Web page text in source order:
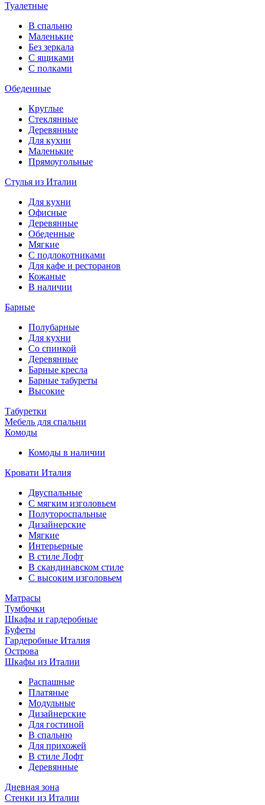
Туалетные
В спальню
Маленькие
Без зеркала
С ящиками
С полками
Обеденные
Круглые
Стеклянные
Деревянные
Для кухни
Маленькие
Прямоугольные
Стулья из Италии
Для кухни
Офисные
Деревянные
Обеденные
Мягкие
С подлокотниками
Для кафе и ресторанов
Кожаные
В наличии
Барные
Полубарные
Для кухни
Со спинкой
Деревянные
Барные кресла
Барные табуреты
Высокие
Табуретки
Мебель для спальни
Комоды
Комоды в наличии
Кровати Италия
Двуспальные
С мягким изголовьем
Полутороспальные
Дизайнерские
Мягкие
Интерьерные
В стиле Лофт
В скандинавском стиле
С высоким изголовьем
Матрасы
Тумбочки
Шкафы и гардеробные
Буфеты
Гардеробные Италия
Острова
Шкафы из Италии
Распашные
Платяные
Модульные
Дизайнерские
Для гостиной
В спальню
Для прихожей
В стиле Лофт
Деревянные
Дневная зона
Стенки из Италии